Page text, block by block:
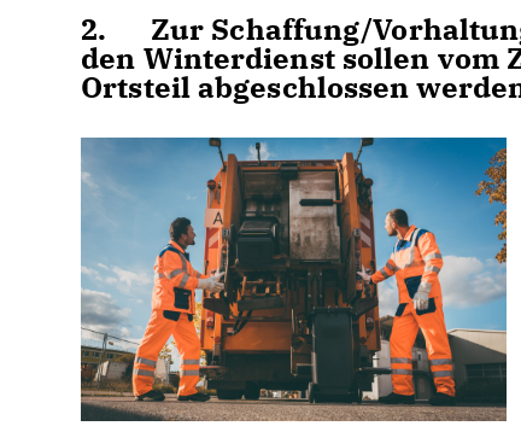
2. Zur Schaffung/
den Winterdienst sollen vom
Ortsteil abgeschlossen